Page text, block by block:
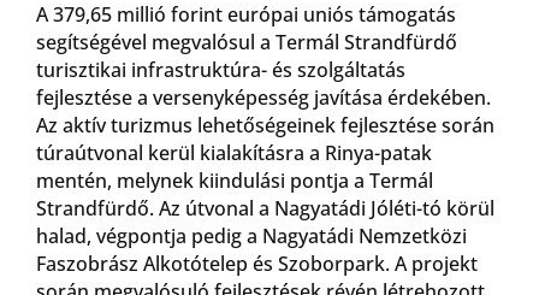
A 379,65 millió forint európai uniós támogatás
segítségével megvalósul a Termál Strandfürdő
turisztikai infrastruktúra- és szolgáltatás
fejlesztése a versenyképesség javítása érdekében.
Az aktív turizmus lehetőségeinek fejlesztése során
túraútvonal kerül kialakításra a Rinya-patak
mentén, melynek kiindulási pontja a Termál
Strandfürdő. Az útvonal a Nagyatádi Jóléti-tó körül
halad, végpontja pedig a Nagyatádi Nemzetközi
Faszobrász Alkotótelep és Szoborpark. A projekt